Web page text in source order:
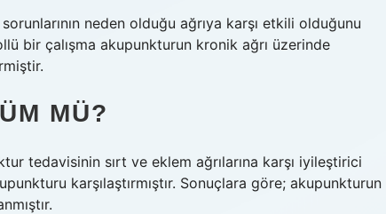
neden olduğu ağrıya karşı etkili olduğunu
bir çalışma akupunkturun kronik ağrı üzerinde
MÜ?
tedavisinin sırt ve eklem ağrılarına karşı iyileştirici
karşılaştırmıştır. Sonuçlara göre; akupunkturun